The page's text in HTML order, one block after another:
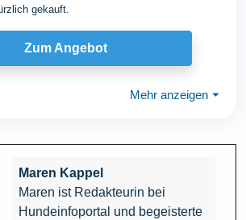
gekauft.
Zum Angebot
Mehr anzeigen ⏷
Maren Kappel
Maren ist Redakteurin bei
Hundeinfoportal und begeisterte